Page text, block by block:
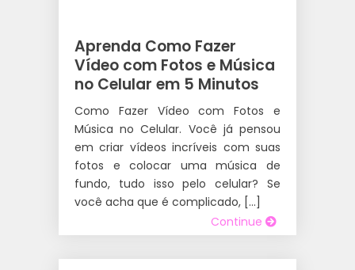
Aprenda Como Fazer
Vídeo com Fotos e Música
no Celular em 5 Minutos
Como Fazer Vídeo com Fotos e
Música no Celular. Você já pensou
em criar vídeos incríveis com suas
fotos e colocar uma música de
fundo, tudo isso pelo celular? Se
você acha que é complicado, […]
Continue